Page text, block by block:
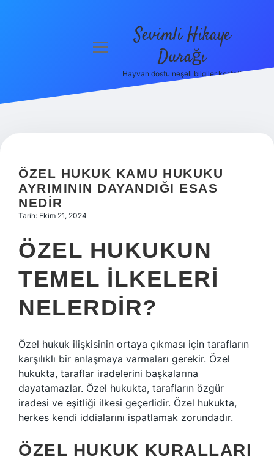
Hakkımızda
menüyü
Sevimli Hikaye
Durağı
Hayvan dostu neşeli bilgiler keşfet!
ÖZEL HUKUK KAMU HUKUKU
AYRIMININ DAYANDIĞI ESAS
NEDIR
Tarih: Ekim 21, 2024
ÖZEL HUKUKUN
TEMEL ILKELERI
NELERDIR?
Özel hukuk ilişkisinin ortaya çıkması için tarafların
karşılıklı bir anlaşmaya varmaları gerekir. Özel
hukukta, taraflar iradelerini başkalarına
dayatamazlar. Özel hukukta, tarafların özgür
iradesi ve eşitliği ilkesi geçerlidir. Özel hukukta,
herkes kendi iddialarını ispatlamak zorundadır.
ÖZEL HUKUK KURALLARI